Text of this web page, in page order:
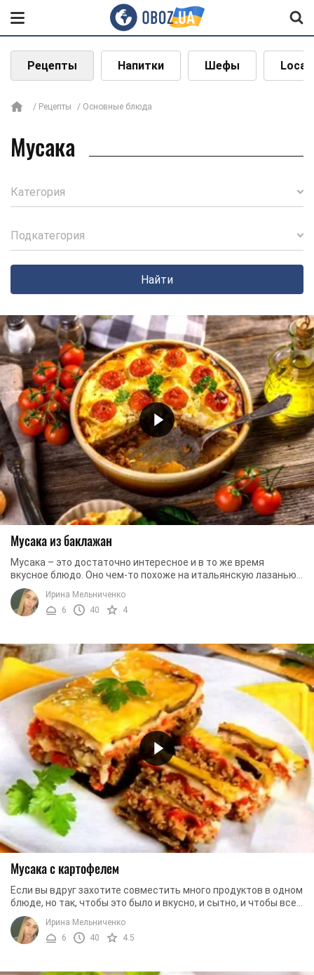
Рецепты Напитки Шефы Local
Рецепты Основные блюда
Мусака
Категория
Подкатегория
Найти
Мусака из баклажан
Мусака – это достаточно интересное и в то же время
вкусное блюдо. Оно чем-то похоже на итальянскую лазанью.
Наверное, такое сходство мусаке придают ...
Ирина Мельниченко
6
40 4
Мусака с картофелем
Если вы вдруг захотите совместить много продуктов в одном
блюде, но так, чтобы это было и вкусно, и сытно, и чтобы все
продукты сочетались между ...
Ирина Мельниченко
6
40 4.5